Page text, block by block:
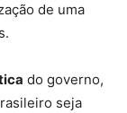
de uma
do governo,
seja